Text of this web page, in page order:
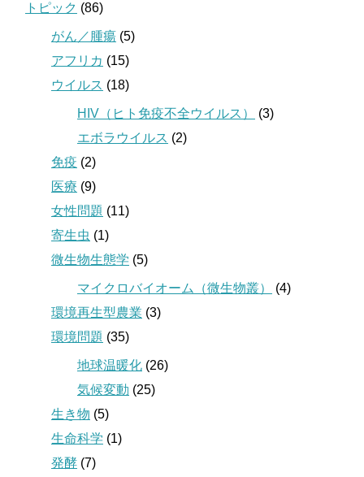
トピック (86)
がん／腫瘍 (5)
アフリカ (15)
ウイルス (18)
HIV（ヒト免疫不全ウイルス）
(3)
エボラウイルス (2)
免疫 (2)
医療 (9)
女性問題 (11)
寄生虫 (1)
微生物生態学 (5)
マイクロバイオーム（微生物叢）
(4)
環境再生型農業 (3)
環境問題 (35)
地球温暖化 (26)
気候変動 (25)
生き物 (5)
生命科学 (1)
発酵 (7)